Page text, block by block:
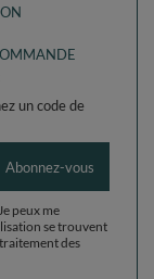
un code de
Abonnez-vous
peux me
se trouvent
des